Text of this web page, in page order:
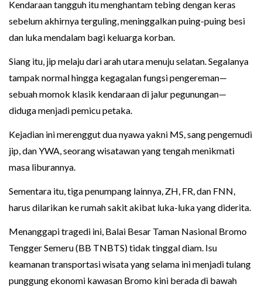
Kendaraan tangguh itu menghantam tebing dengan keras
sebelum akhirnya terguling, meninggalkan puing-puing besi
dan luka mendalam bagi keluarga korban.
Siang itu, jip melaju dari arah utara menuju selatan. Segalanya
tampak normal hingga kegagalan fungsi pengereman—
sebuah momok klasik kendaraan di jalur pegunungan—
diduga menjadi pemicu petaka.
Kejadian ini merenggut dua nyawa yakni MS, sang pengemudi
jip, dan YWA, seorang wisatawan yang tengah menikmati
masa liburannya.
Sementara itu, tiga penumpang lainnya, ZH, FR, dan FNN,
harus dilarikan ke rumah sakit akibat luka-luka yang diderita.
Menanggapi tragedi ini, Balai Besar Taman Nasional Bromo
Tengger Semeru (BB TNBTS) tidak tinggal diam. Isu
keamanan transportasi wisata yang selama ini menjadi tulang
punggung ekonomi kawasan Bromo kini berada di bawah